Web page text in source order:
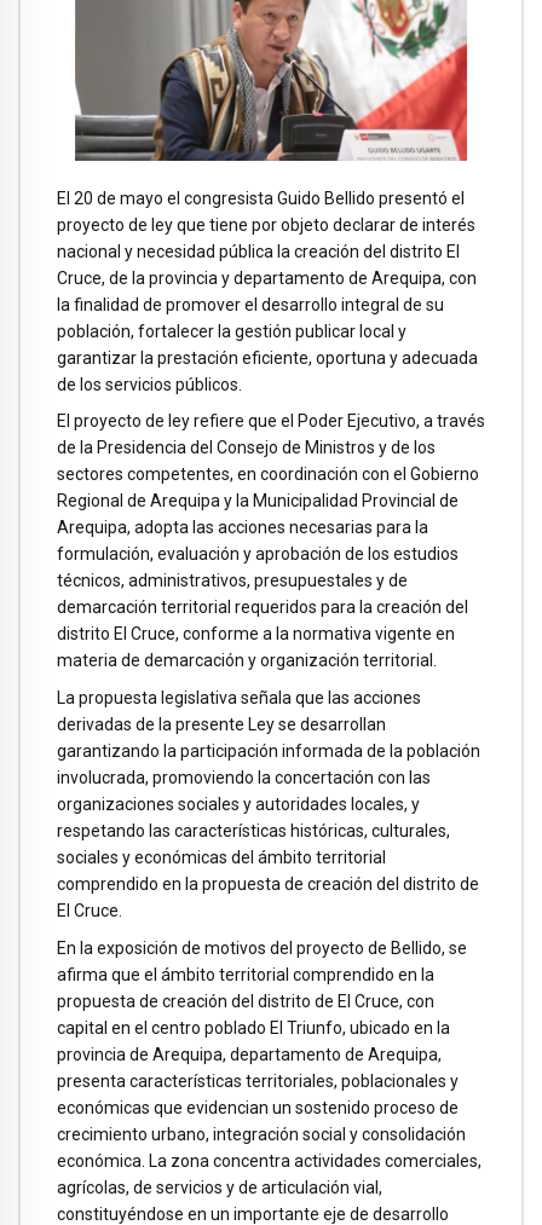
El 20 de mayo el congresista Guido Bellido presentó el
proyecto de ley que tiene por objeto declarar de interés
nacional y necesidad pública la creación del distrito El
Cruce, de la provincia y departamento de Arequipa, con
la finalidad de promover el desarrollo integral de su
población, fortalecer la gestión publicar local y
garantizar la prestación eficiente, oportuna y adecuada
de los servicios públicos.
El proyecto de ley refiere que el Poder Ejecutivo, a través
de la Presidencia del Consejo de Ministros y de los
sectores competentes, en coordinación con el Gobierno
Regional de Arequipa y la Municipalidad Provincial de
Arequipa, adopta las acciones necesarias para la
formulación, evaluación y aprobación de los estudios
técnicos, administrativos, presupuestales y de
demarcación territorial requeridos para la creación del
distrito El Cruce, conforme a la normativa vigente en
materia de demarcación y organización territorial.
La propuesta legislativa señala que las acciones
derivadas de la presente Ley se desarrollan
garantizando la participación informada de la población
involucrada, promoviendo la concertación con las
organizaciones sociales y autoridades locales, y
respetando las características históricas, culturales,
sociales y económicas del ámbito territorial
comprendido en la propuesta de creación del distrito de
El Cruce.
En la exposición de motivos del proyecto de Bellido, se
afirma que el ámbito territorial comprendido en la
propuesta de creación del distrito de El Cruce, con
capital en el centro poblado El Triunfo, ubicado en la
provincia de Arequipa, departamento de Arequipa,
presenta características territoriales, poblacionales y
económicas que evidencian un sostenido proceso de
crecimiento urbano, integración social y consolidación
económica. La zona concentra actividades comerciales,
agrícolas, de servicios y de articulación vial,
constituyéndose en un importante eje de desarrollo